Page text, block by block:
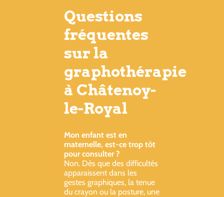
Questions
fréquentes
sur la
graphothérapie
à Châtenoy-
le-Royal
Mon enfant est en
maternelle, est-ce trop tôt
pour consulter ?
Non. Dès que des difficultés
apparaissent dans les
gestes graphiques, la tenue
du crayon ou la posture, une